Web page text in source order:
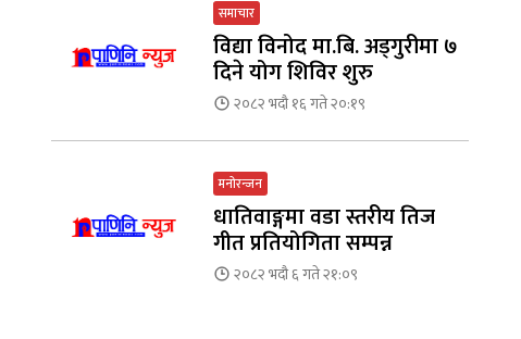
समाचार
विद्या विनोद मा.बि. अड्गुरीमा ७
दिने योग शिविर शुरु
२०८२ भदौ १६ गते २०:१९
मनोरन्जन
धातिवाङ्गमा वडा स्तरीय तिज
गीत प्रतियोगिता सम्पन्न
२०८२ भदौ ६ गते २१:०९